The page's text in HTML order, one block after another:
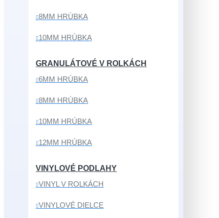
8MM HRÚBKA
10MM HRÚBKA
GRANULÁTOVÉ V ROLKÁCH
6MM HRÚBKA
8MM HRÚBKA
10MM HRÚBKA
12MM HRÚBKA
VINYLOVÉ PODLAHY
VINYL V ROLKÁCH
VINYLOVÉ DIELCE